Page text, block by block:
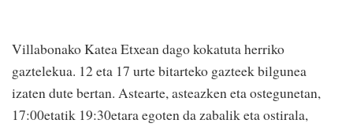
Villabonako Katea Etxean dago kokatuta herriko
gaztelekua. 12 eta 17 urte bitarteko gazteek bilgunea
izaten dute bertan. Astearte, asteazken eta ostegunetan,
17:00etatik 19:30etara egoten da zabalik eta ostirala,